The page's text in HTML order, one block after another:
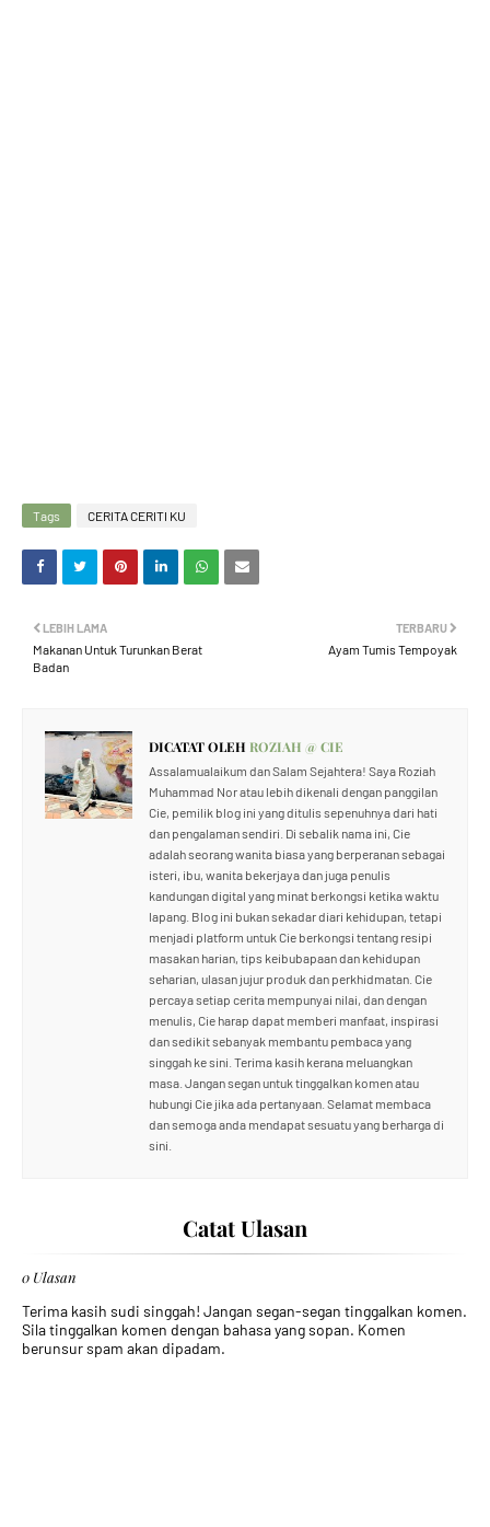
Tags CERITA CERITI KU
TERBARU
Ayam Tumis Tempoyak
LEBIH LAMA
Makanan Untuk Turunkan Berat
Badan
DICATAT OLEH ROZIAH @ CIE
Assalamualaikum dan Salam Sejahtera! Saya Roziah
Muhammad Nor atau lebih dikenali dengan panggilan
Cie, pemilik blog ini yang ditulis sepenuhnya dari hati
dan pengalaman sendiri. Di sebalik nama ini, Cie
adalah seorang wanita biasa yang berperanan sebagai
isteri, ibu, wanita bekerjaya dan juga penulis
kandungan digital yang minat berkongsi ketika waktu
lapang. Blog ini bukan sekadar diari kehidupan, tetapi
menjadi platform untuk Cie berkongsi tentang resipi
masakan harian, tips keibubapaan dan kehidupan
seharian, ulasan jujur produk dan perkhidmatan. Cie
percaya setiap cerita mempunyai nilai, dan dengan
menulis, Cie harap dapat memberi manfaat, inspirasi
dan sedikit sebanyak membantu pembaca yang
singgah ke sini. Terima kasih kerana meluangkan
masa. Jangan segan untuk tinggalkan komen atau
hubungi Cie jika ada pertanyaan. Selamat membaca
dan semoga anda mendapat sesuatu yang berharga di
sini.
Catat Ulasan
0 Ulasan
Terima kasih sudi singgah! Jangan segan-segan tinggalkan komen.
Sila tinggalkan komen dengan bahasa yang sopan. Komen
berunsur spam akan dipadam.